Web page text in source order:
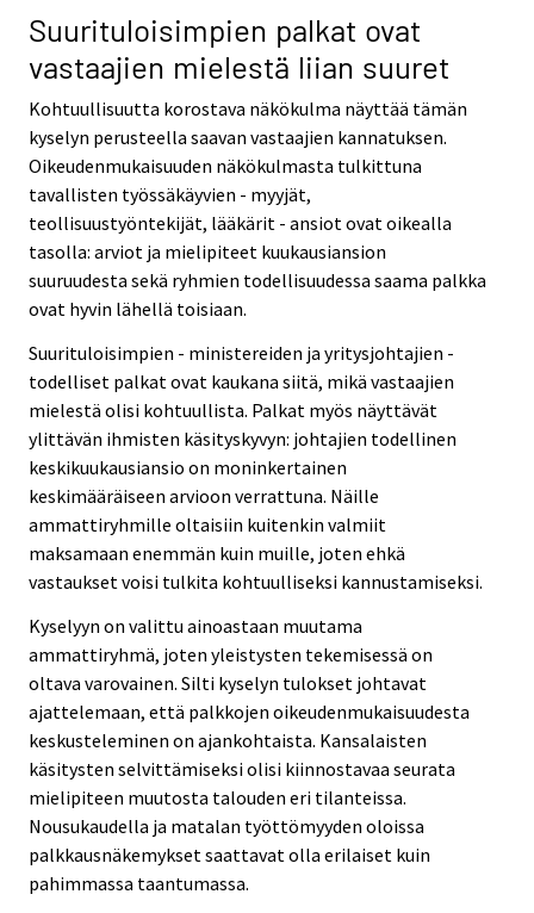
Suurituloisimpien palkat ovat
vastaajien mielestä liian suuret
Kohtuullisuutta korostava näkökulma näyttää tämän
kyselyn perusteella saavan vastaajien kannatuksen.
Oikeudenmukaisuuden näkökulmasta tulkittuna
tavallisten työssäkäyvien - myyjät,
teollisuustyöntekijät, lääkärit - ansiot ovat oikealla
tasolla: arviot ja mielipiteet kuukausiansion
suuruudesta sekä ryhmien todellisuudessa saama palkka
ovat hyvin lähellä toisiaan.
Suurituloisimpien - ministereiden ja yritysjohtajien -
todelliset palkat ovat kaukana siitä, mikä vastaajien
mielestä olisi kohtuullista. Palkat myös näyttävät
ylittävän ihmisten käsityskyvyn: johtajien todellinen
keskikuukausiansio on moninkertainen
keskimääräiseen arvioon verrattuna. Näille
ammattiryhmille oltaisiin kuitenkin valmiit
maksamaan enemmän kuin muille, joten ehkä
vastaukset voisi tulkita kohtuulliseksi kannustamiseksi.
Kyselyyn on valittu ainoastaan muutama
ammattiryhmä, joten yleistysten tekemisessä on
oltava varovainen. Silti kyselyn tulokset johtavat
ajattelemaan, että palkkojen oikeudenmukaisuudesta
keskusteleminen on ajankohtaista. Kansalaisten
käsitysten selvittämiseksi olisi kiinnostavaa seurata
mielipiteen muutosta talouden eri tilanteissa.
Nousukaudella ja matalan työttömyyden oloissa
palkkausnäkemykset saattavat olla erilaiset kuin
pahimmassa taantumassa.